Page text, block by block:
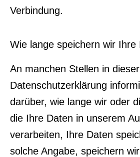
Verbindung.
Wie lange speichern wir Ihre
An manchen Stellen in dieser
Datenschutzerklärung
darüber, wie lange wir oder
die Ihre Daten in unserem
verarbeiten, Ihre Daten
solche Angabe, speichern